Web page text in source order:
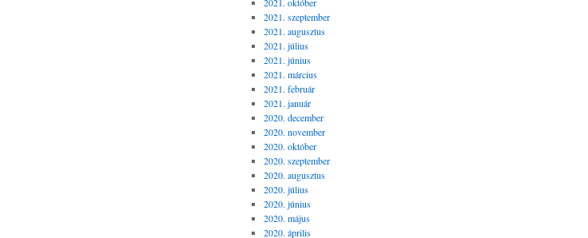
2021. október
2021. szeptember
2021. augusztus
2021. július
2021. június
2021. március
2021. február
2021. január
2020. december
2020. november
2020. október
2020. szeptember
2020. augusztus
2020. július
2020. június
2020. május
2020. április